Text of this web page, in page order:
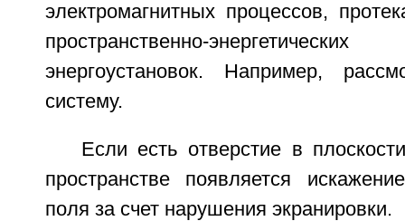
электромагнитных процессов,
пространственно-
энергоустановок. Например,
систему.
Если есть отверстие в
пространстве появляется
поля за счет нарушения экранировки.